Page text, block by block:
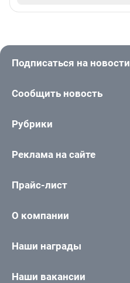
Подписаться на новости
Сообщить новость
Рубрики
Реклама на сайте
Прайс-лист
О компании
Наши награды
Наши вакансии